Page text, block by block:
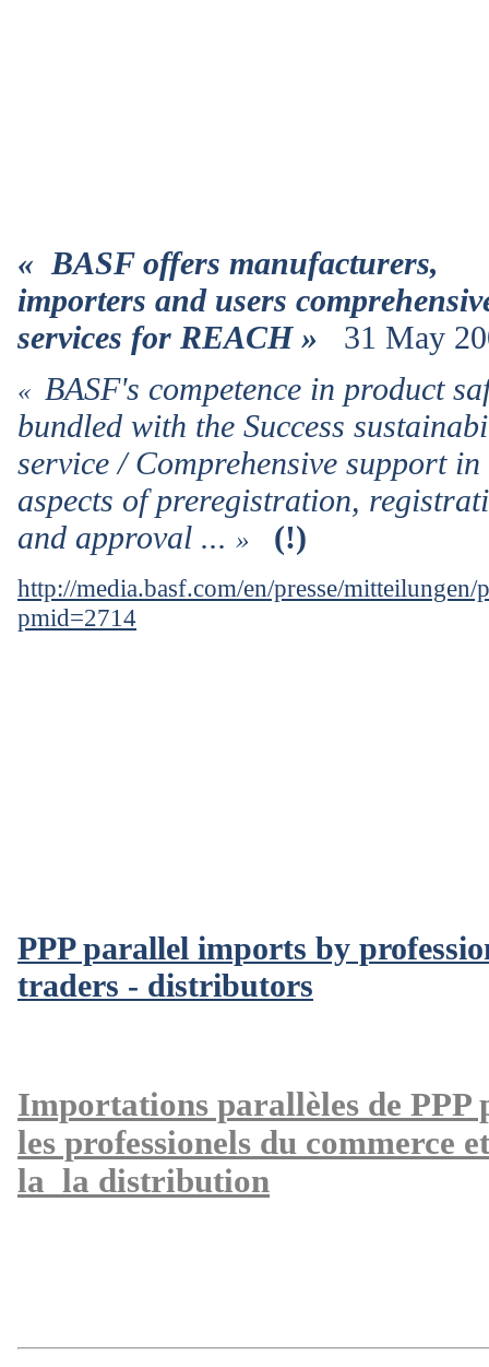
« BASF offers manufacturers,
importers and users
services for REACH » 31 May
« BASF's competence in product
bundled with the Success
service / Comprehensive support
aspects of preregistration,
and approval ... » (!)
http://media.basf.com/en/presse/mitteilungen/
pmid=2714
PPP parallel imports by
traders - distributors
Importations parallèles de PPP
les professionels du commerce
la la distribution